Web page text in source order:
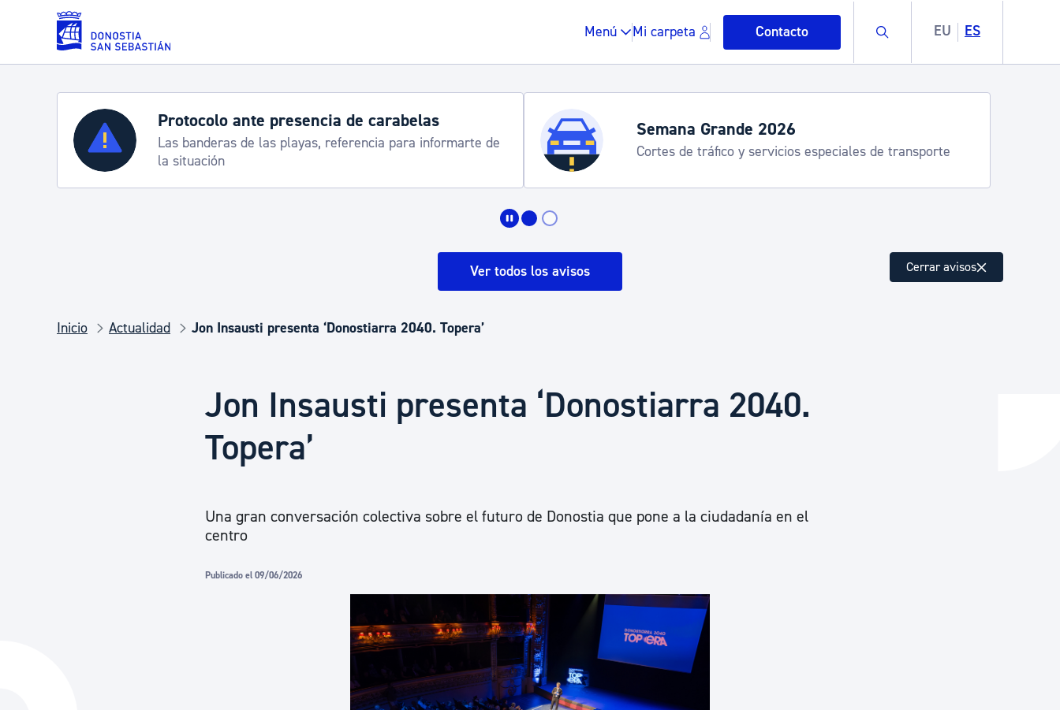
Saltar al contenido principal
Menú Mi carpeta Contacto Buscar EU ES
Servicios
Padrón y asuntos personales
Espacio público, residuos y medioambiente
Salud Pública, animales y consumo Desarrollo económico y empleo
Participación ciudadana y asociacionismo
Turismo
Semana Grande 2026: programa
8-15 agosto
Horarios y servicios de verano
Udalinfo, Donostia Kirola, Donostia Kultura, San Telmo,
Urgull, Hondalea, Turismo
Ver todos los avisos Cerrar avisos
Inicio Actualidad Jon Insausti presenta ‘Donostiarra 2040. Topera’
Jon Insausti presenta ‘Donostiarra 2040.
Topera’
Una gran conversación colectiva sobre el futuro de Donostia que pone a la ciudadanía en el
centro
Publicado el 09/06/2026